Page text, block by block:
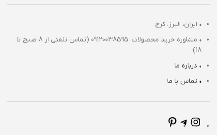
• ایران، البرز، کرج
•
مشاوره خرید محصولات: 09120038595 (تماس تلفنی از 8 صبح تا
18)
• درباره ما
• تماس با ما